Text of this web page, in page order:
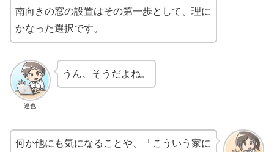
南向きの窓の設置はその第一歩として、理に
かなった選択です。
達也
うん、そうだよね。
何か他にも気になることや、「こういう家に